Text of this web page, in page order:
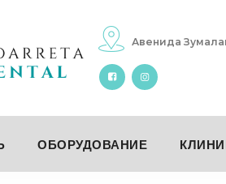
Авенида
ОБОРУДОВАНИЕ